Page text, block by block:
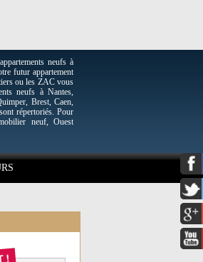
neufs à
futur appartement
ou les ZAC vous
neufs à Nantes,
Brest, Caen,
répertoriés. Pour
neuf, Ouest